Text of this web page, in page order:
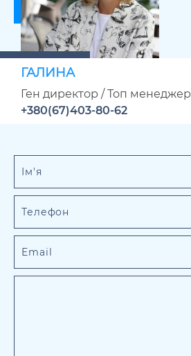
ГАЛИНА
Ген директор / Топ менеджер
+380(67)403-80-62